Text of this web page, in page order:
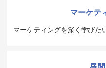
マーケテ
マーケティングを深く学びた